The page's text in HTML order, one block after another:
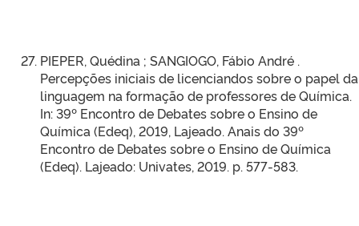
PIEPER, Quédina ; SANGIOGO, Fábio André .
Percepções iniciais de licenciandos sobre o papel da
linguagem na formação de professores de Química.
In: 39º Encontro de Debates sobre o Ensino de
Química (Edeq), 2019, Lajeado. Anais do 39º
Encontro de Debates sobre o Ensino de Química
(Edeq). Lajeado: Univates, 2019. p. 577-583.